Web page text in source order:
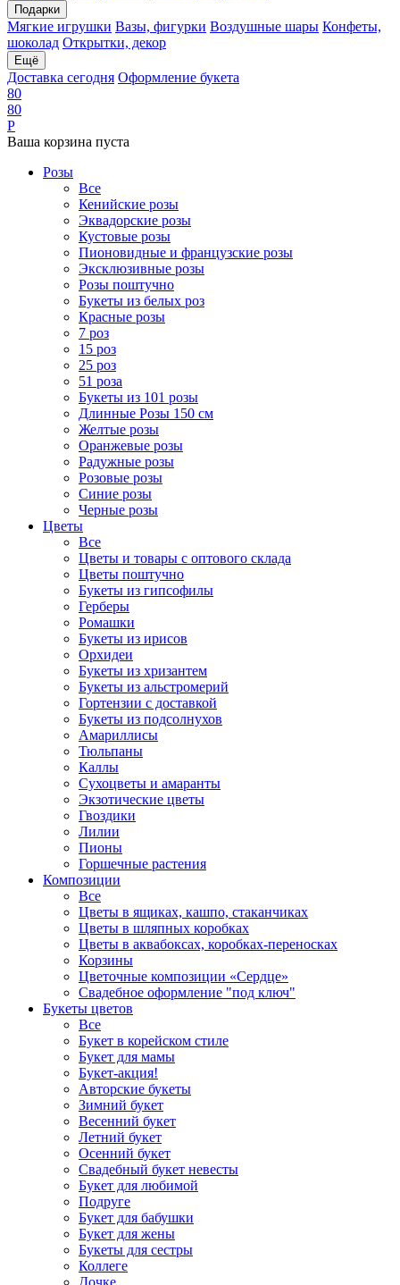
Подарки
Мягкие игрушки Вазы, фигурки Воздушные шары Конфеты,
шоколад Открытки, декор
Ещё
Доставка сегодня Оформление букета
80
80
Р
Ваша корзина пуста
Розы
Все
Кенийские розы
Эквадорские розы
Кустовые розы
Пионовидные и французские розы
Эксклюзивные розы
Розы поштучно
Букеты из белых роз
Красные розы
7 роз
15 роз
25 роз
51 роза
Букеты из 101 розы
Длинные Розы 150 см
Желтые розы
Оранжевые розы
Радужные розы
Розовые розы
Синие розы
Черные розы
Цветы
Все
Цветы и товары с оптового склада
Цветы поштучно
Букеты из гипсофилы
Герберы
Ромашки
Букеты из ирисов
Орхидеи
Букеты из хризантем
Букеты из альстромерий
Гортензии с доставкой
Букеты из подсолнухов
Амариллисы
Тюльпаны
Каллы
Сухоцветы и амаранты
Экзотические цветы
Гвоздики
Лилии
Пионы
Горшечные растения
Композиции
Все
Цветы в ящиках, кашпо, стаканчиках
Цветы в шляпных коробках
Цветы в аквабоксах, коробках-переносках
Корзины
Цветочные композиции «Сердце»
Свадебное оформление "под ключ"
Букеты цветов
Все
Букет в корейском стиле
Букет для мамы
Букет-акция!
Авторские букеты
Зимний букет
Весенний букет
Летний букет
Осенний букет
Свадебный букет невесты
Букет для любимой
Подруге
Букет для бабушки
Букет для жены
Букеты для сестры
Коллеге
Дочке